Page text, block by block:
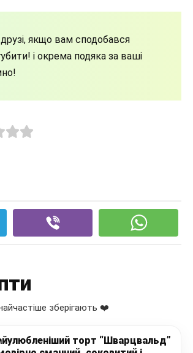
якщо вам сподобався
і окрема подяка за ваші
зберігають ❤️
торт “Шварцвальд”